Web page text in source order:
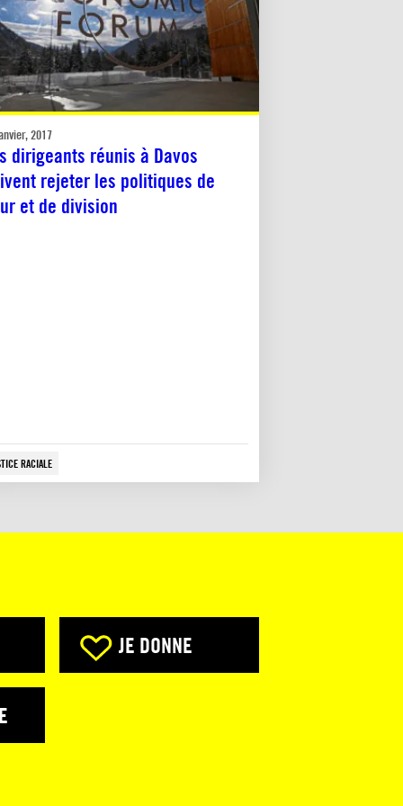
2017
dirigeants réunis à Davos
rejeter les politiques de
et de division
RACIALE
JE DONNE